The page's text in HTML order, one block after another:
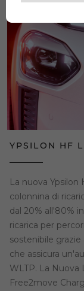
YPSILON HF
La nuova
colonnina di
dal 20% all'80%
ricarica per
sostenibile grazie
che assicura
WLTP. La Nuova
Free2move